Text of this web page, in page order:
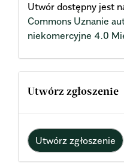
Utwór dostępny jest
Commons Uznanie
niekomercyjne 4.0
Utwórz zgłoszenie
Utwórz zgłoszenie